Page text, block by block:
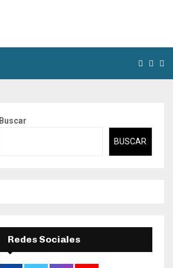
Buscar
BUSCAR
Redes Sociales